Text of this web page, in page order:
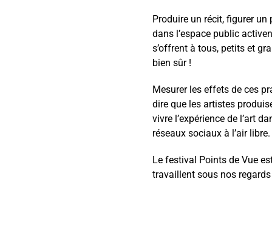
Produire un récit, figurer
dans l’espace public
s’offrent à tous, petits et
bien sûr !
Mesurer les effets de ces
dire que les artistes
vivre l’expérience de l’art
réseaux sociaux à l’air libre.
Le festival Points de Vue
travaillent sous nos